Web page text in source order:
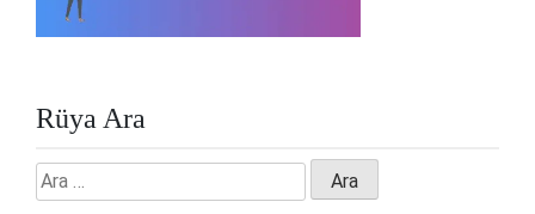
Rüya Ara
Arama: